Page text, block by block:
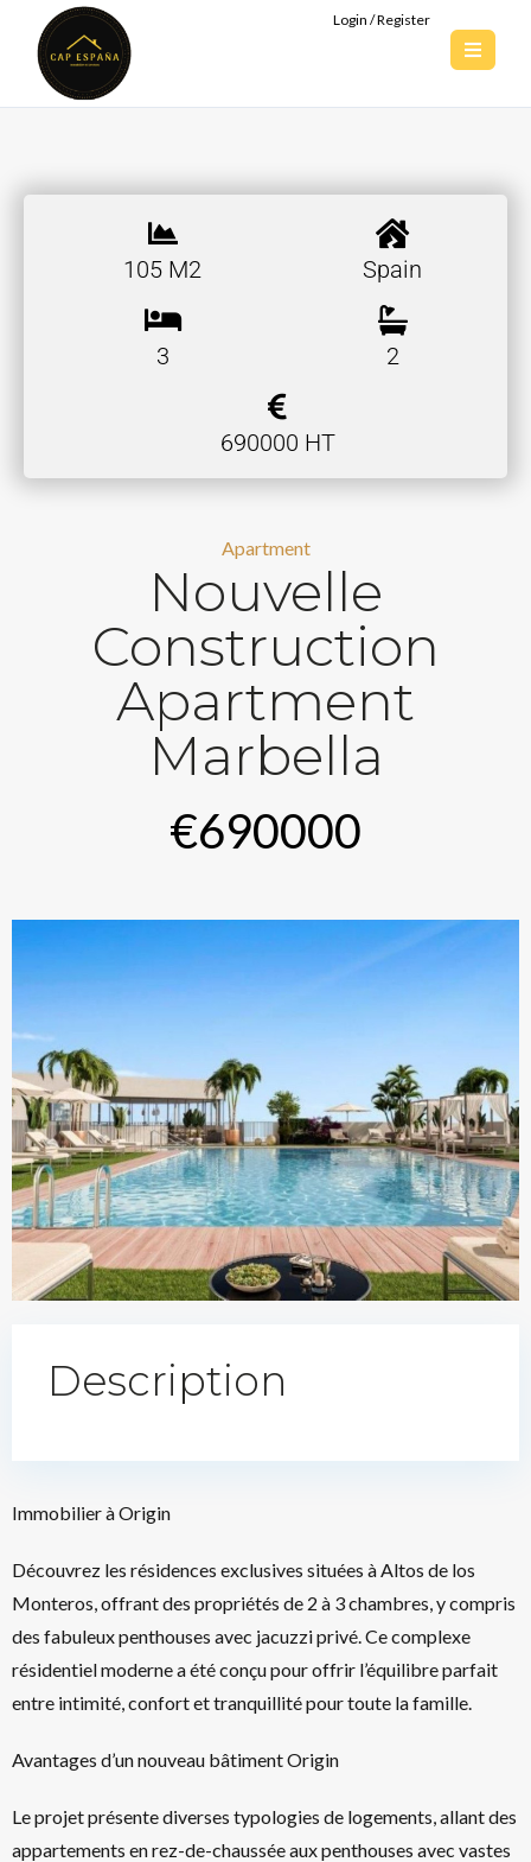
Login / Register
105 M2 Spain
3 2
690000 HT
Apartment
Nouvelle
Construction
Apartment
Marbella
€690000
Description
Immobilier à Origin
Découvrez les résidences exclusives situées à Altos de los
Monteros, offrant des propriétés de 2 à 3 chambres, y compris
des fabuleux penthouses avec jacuzzi privé. Ce complexe
résidentiel moderne a été conçu pour offrir l’équilibre parfait
entre intimité, confort et tranquillité pour toute la famille.
Avantages d’un nouveau bâtiment Origin
Le projet présente diverses typologies de logements, allant des
appartements en rez-de-chaussée aux penthouses avec vastes